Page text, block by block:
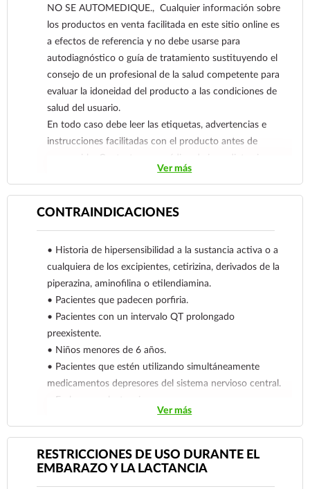
NO SE AUTOMEDIQUE., Cualquier información sobre
los productos en venta facilitada en este sitio online es
a efectos de referencia y no debe usarse para
autodiagnóstico o guía de tratamiento sustituyendo el
consejo de un profesional de la salud competente para
evaluar la idoneidad del producto a las condiciones de
salud del usuario.
En todo caso debe leer las etiquetas, advertencias e
instrucciones facilitadas con el producto antes de
consumirlo. Contacte a su médico de inmediato si
sospecha que tiene un problema de salud.
Ver más
CONTRAINDICACIONES
• Historia de hipersensibilidad a la sustancia activa o a
cualquiera de los excipientes, cetirizina, derivados de la
piperazina, aminofilina o etilendiamina.
• Pacientes que padecen porfiria.
• Pacientes con un intervalo QT prolongado
preexistente.
• Niños menores de 6 años.
• Pacientes que estén utilizando simultáneamente
medicamentos depresores del sistema nervioso central.
• Embarazo y lactancia.
Reporte las sospechas de reacción adversa al correo:
Ver más
RESTRICCIONES DE USO DURANTE EL
EMBARAZO Y LA LACTANCIA